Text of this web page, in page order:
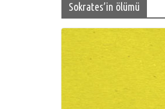
Sokrates’in ölümü